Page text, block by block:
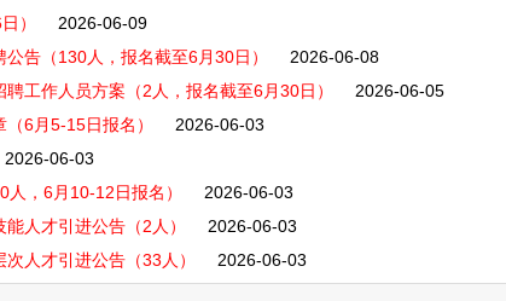
）
2026-06-09
告（130人，报名截至6月30日）
2026-06-08
工作人员方案（2人，报名截至6月30日）
2026-06-05
6月5-15日报名）
2026-06-03
2026-06-03
，6月10-12日报名）
2026-06-03
人才引进公告（2人）
2026-06-03
人才引进公告（33人）
2026-06-03